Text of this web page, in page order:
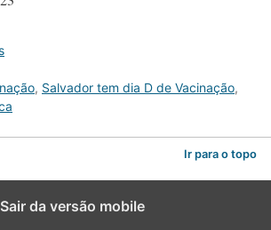
, Salvador tem dia D de Vacinação,
Ir para o topo
Sair da versão mobile